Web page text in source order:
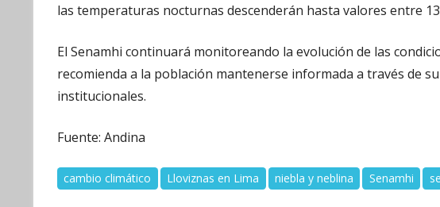
las temperaturas nocturnas descenderán hasta valores entre 13
El Senamhi continuará monitoreando la evolución de las
recomienda a la población mantenerse informada a través de
institucionales.
Fuente: Andina
cambio climático Lloviznas en Lima niebla y neblina Senamhi